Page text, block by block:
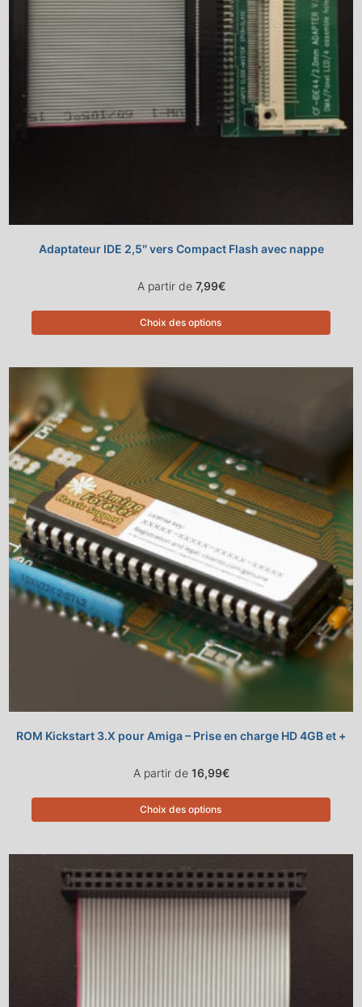
Adaptateur IDE 2,5″ vers Compact Flash avec nappe
A partir de 7,99€
Choix des options
ROM Kickstart 3.X pour Amiga – Prise en charge HD 4GB et +
A partir de 16,99€
Choix des options